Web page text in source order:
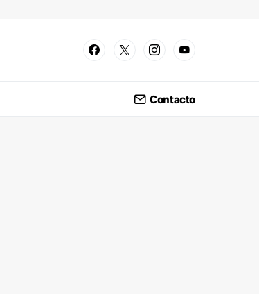
Contacto